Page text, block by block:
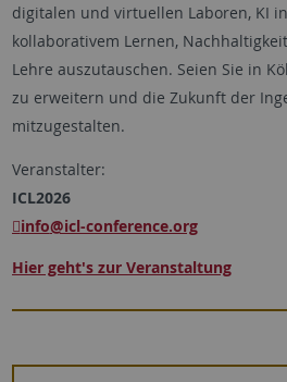
digitalen und virtuellen Laboren, KI
kollaborativem Lernen,
Lehre auszutauschen. Seien Sie in
zu erweitern und die Zukunft der
mitzugestalten.
Veranstalter:
ICL2026
info@icl-conference.org
Hier geht's zur Veranstaltung